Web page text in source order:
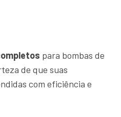
para bombas de
de que suas
com eficiência e